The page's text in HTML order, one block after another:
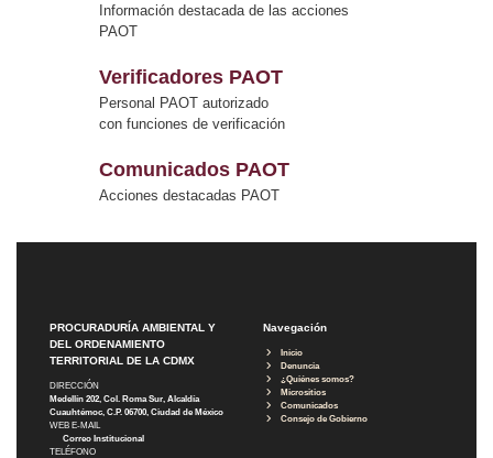
Información destacada de las acciones
PAOT
Verificadores PAOT
Personal PAOT autorizado
con funciones de verificación
Comunicados PAOT
Acciones destacadas PAOT
PROCURADURÍA AMBIENTAL Y
DEL ORDENAMIENTO
TERRITORIAL DE LA CDMX
DIRECCIÓN
Medellín 202, Col. Roma Sur, Alcaldía
Cuauhtémoc, C.P. 06700, Ciudad de México
WEB E-MAIL
Correo Institucional
TELÉFONO
Navegación
Inicio
Denuncia
¿Quiénes somos?
Micrositios
Comunicados
Consejo de Gobierno